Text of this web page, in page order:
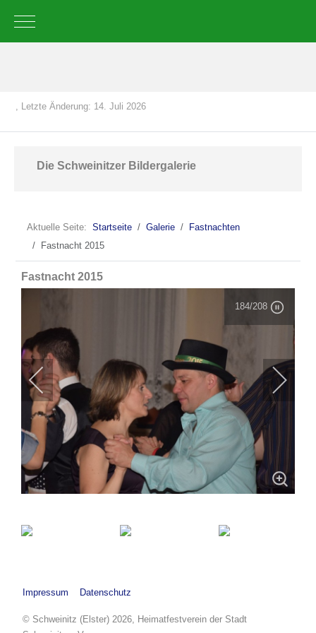
Mobile Menu Toggle
, Letzte Änderung: 14. Juli 2026
Die Schweinitzer Bildergalerie
Aktuelle Seite: Startseite Galerie
Fastnachten
Fastnacht 2015
Fastnacht 2015
184/208
Impressum Datenschutz
© Schweinitz (Elster) 2026, Heimatfestverein der Stadt